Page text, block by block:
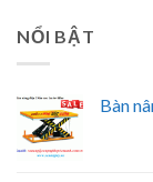
NỔI BẬT
Bàn